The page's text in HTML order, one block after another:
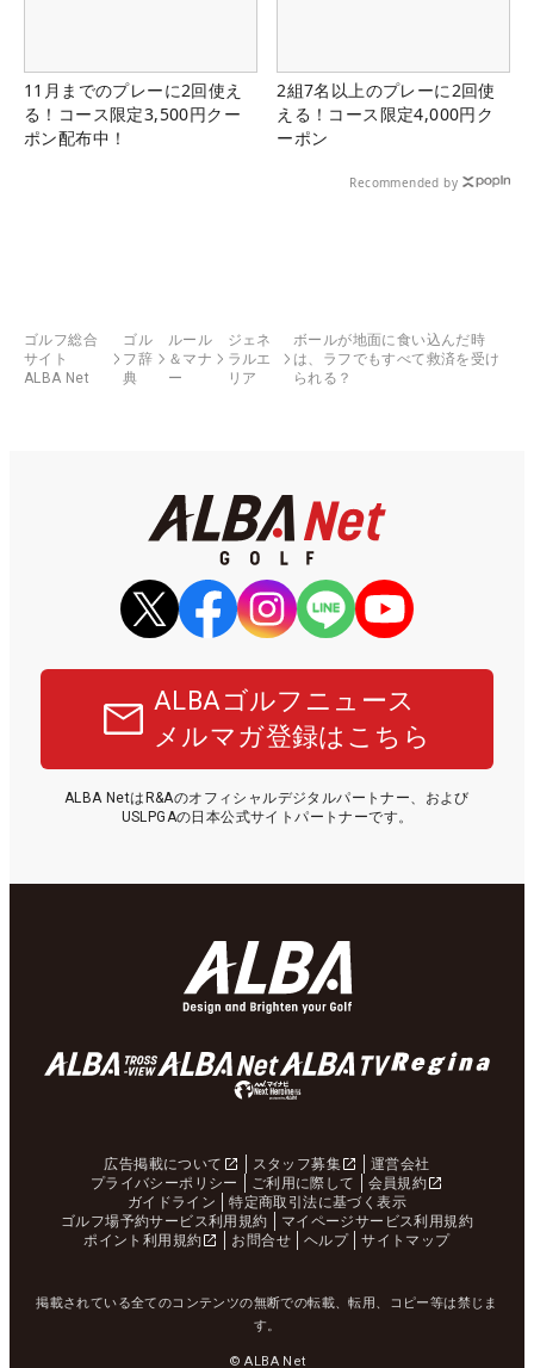
11月までのプレーに2回使え
る！コース限定3,500円クー
ポン配布中！
2組7名以上のプレーに2回使
える！コース限定4,000円ク
ーポン
Recommended by
ゴルフ総合
サイト
ALBA Net
ゴル
フ辞
典
ルール
＆マナ
ー
ジェネ
ラルエ
リア
ボールが地面に食い込んだ時
は、ラフでもすべて救済を受け
られる？
ALBAゴルフニュース
メルマガ登録はこちら
ALBA NetはR&Aのオフィシャルデジタルパートナー、および
USLPGAの日本公式サイトパートナーです。
広告掲載について スタッフ募集
運営会社
プライバシーポリシー
ご利用に際して
会員規約
ガイドライン
特定商取引法に基づく表示
ゴルフ場予約サービス利用規約
マイページサービス利用規約
ポイント利用規約
お問合せ ヘルプ サイトマップ
掲載されている全てのコンテンツの無断での転載、転用、コピー等は禁じま
す。
© ALBA Net